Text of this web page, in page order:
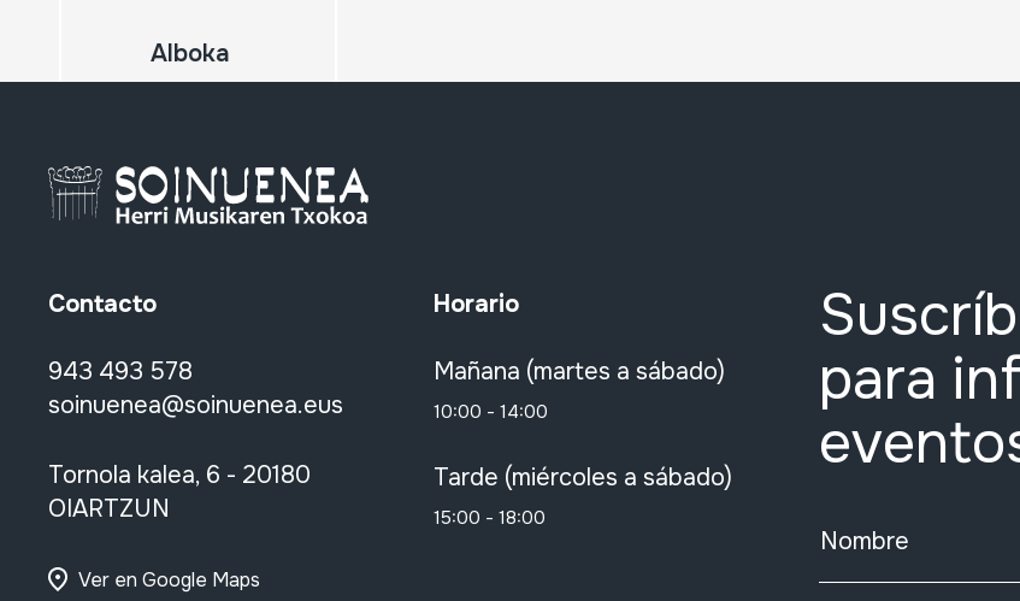
Alboka
Contacto
943 493 578
soinuenea@soinuenea.eus
Tornola kalea, 6 - 20180
OIARTZUN
Ver en Google Maps
Horario
Mañana (martes a sábado)
10:00 - 14:00
Tarde (miércoles a sábado)
15:00 - 18:00
para
Nombre